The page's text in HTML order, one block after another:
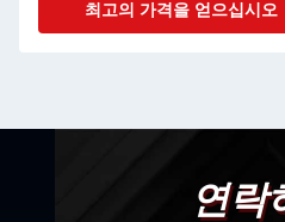
최고의 가격을 얻으십시오
연락